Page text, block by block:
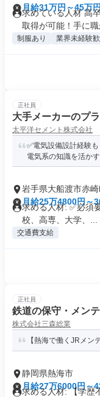
月給31万円～45万円
求めている人材 高
取得が可能！手に職
制服あり 業界未経験
正社員
大手メーカーのプ
太平洋セメント株式会社
✅電気設備設計経験
電気系の知識を活か
岩手県大船渡市赤
月給25万4800円～
求める人材: ✅必須
校、高専、大学、...
交通費支給
正社員
鉄道の保守・メン
株式会社三森総業
【熱海で働くJRメ
静岡県熱海市
月給27万6000円～
求める人材: 【学歴